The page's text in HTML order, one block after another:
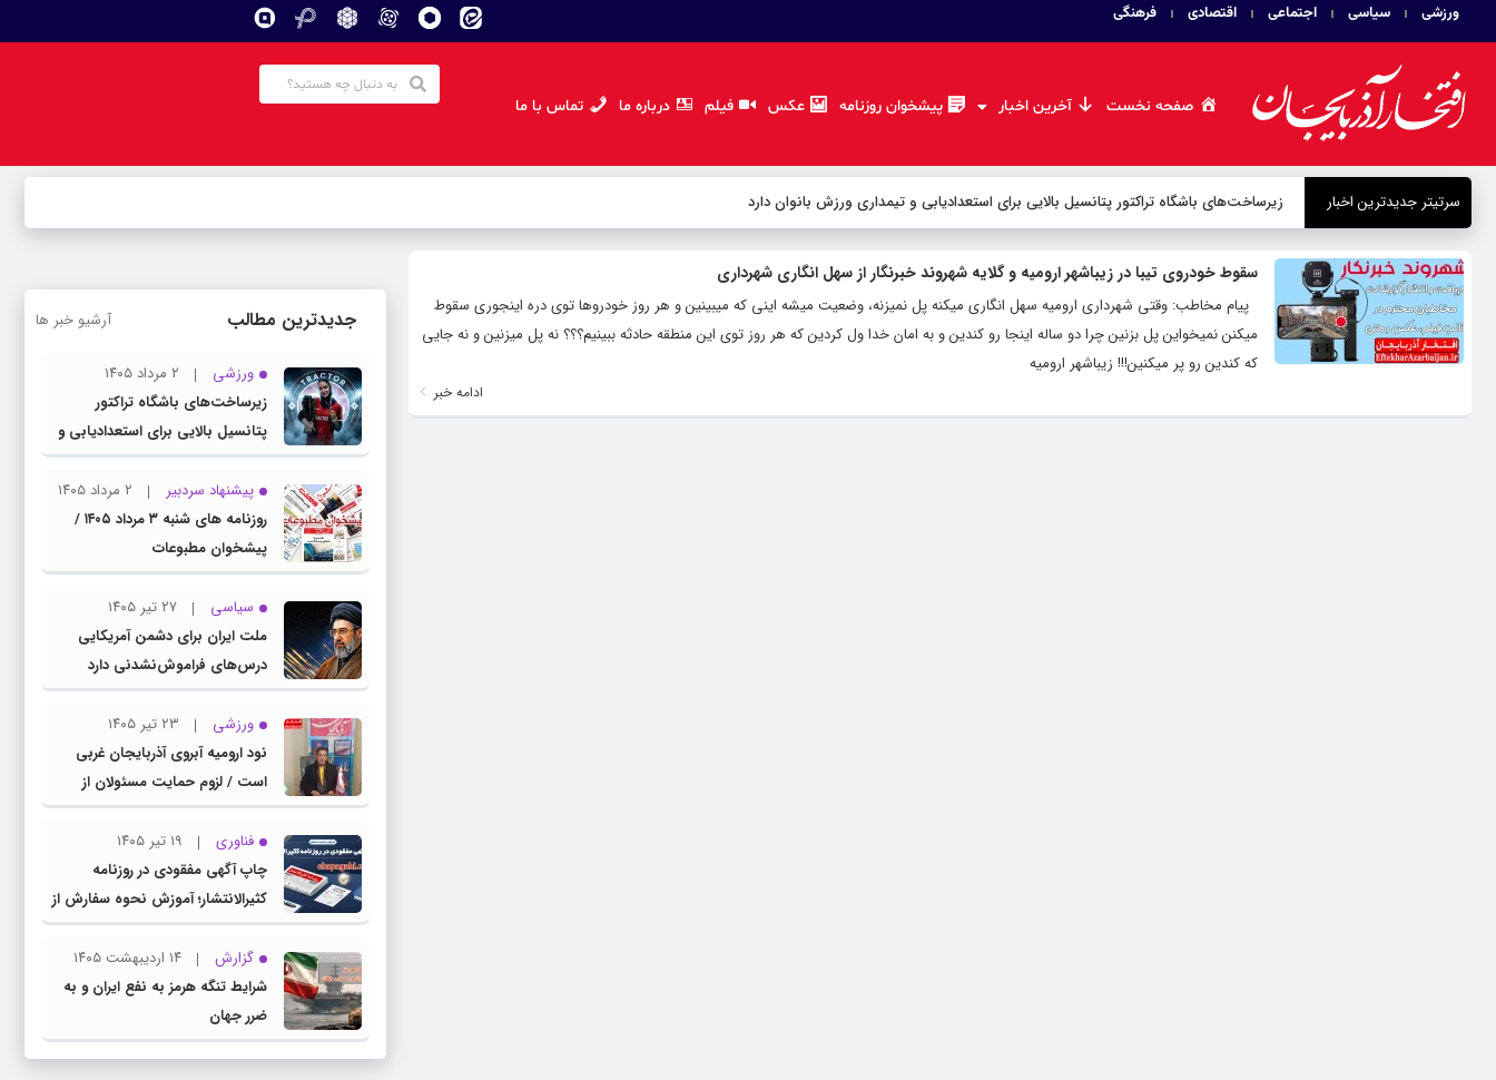
ورزشی سیاسی اجتماعی اقتصادی فرهنگی
صفحه نخست آخرین اخبار پیشخوان روزنامه عکس فیلم درباره ما تماس با ما
سرتیتر جدیدترین اخبار زیرساخت‌های باشگاه تراکتور پتانسیل بالایی برای استعدادیابی و تیمداری ورزش بانوان دارد
سقوط خودروی تیبا در زیباشهر ارومیه و گلایه شهروند خبرنگار از سهل انگاری شهرداری
پیام مخاطب: وقتی شهرداری ارومیه سهل انگاری میکنه پل نمیزنه، وضعیت میشه اینی که میبینین و هر روز خودروها توی دره اینجوری سقوط
میکنن نمیخواین پل بزنین چرا دو ساله اینجا رو کندین و به امان خدا ول کردین که هر روز توی این منطقه حادثه ببینیم؟؟؟ نه پل میزنین و نه جایی
که کندین رو پر میکنین!!! زیباشهر ارومیه
ادامه خبر
جدیدترین مطالب آرشیو خبر ها
ورزشی
۲ مرداد ۱۴۰۵
زیرساخت‌های باشگاه تراکتور
پتانسیل بالایی برای استعدادیابی و
تیمداری ورزش بانوان دارد
پیشنهاد سردبیر
۲ مرداد ۱۴۰۵
روزنامه های شنبه ۳ مرداد ۱۴۰۵ /
پیشخوان مطبوعات
سیاسی
۲۷ تیر ۱۴۰۵
ملت ایران برای دشمن آمریکایی
درس‌های فراموش‌نشدنی دارد
ورزشی
۲۳ تیر ۱۴۰۵
نود ارومیه آبروی آذربایجان غربی
است / لزوم حمایت مسئولان از
باشگاه نود
فناوری
۱۹ تیر ۱۴۰۵
چاپ آگهی مفقودی در روزنامه
کثیرالانتشار؛ آموزش نحوه سفارش از
سامانه چاپ آگهی دات کام
گزارش
۱۴ اردیبهشت ۱۴۰۵
شرایط تنگه هرمز به نفع ایران و به
ضرر جهان